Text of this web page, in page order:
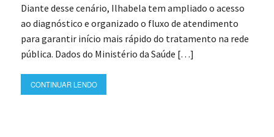
Diante desse cenário, Ilhabela tem ampliado o acesso
ao diagnóstico e organizado o fluxo de atendimento
para garantir início mais rápido do tratamento na rede
pública. Dados do Ministério da Saúde […]
CONTINUAR LENDO